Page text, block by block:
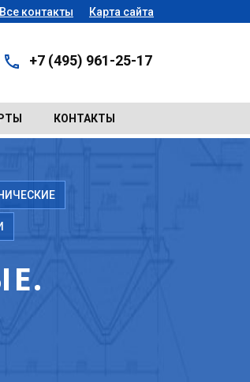
Все контакты Карта сайта
+7 (495) 961-25-17
КОНТАКТЫ